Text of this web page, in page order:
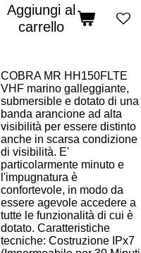
Aggiungi al
carrello
COBRA MR HH150FLTE
VHF marino galleggiante,
submersible e dotato di una
banda arancione ad alta
visibilità per essere distinto
anche in scarsa condizione
di visibilità. E'
particolarmente minuto e
l'impugnatura è
confortevole, in modo da
essere agevole accedere a
tutte le funzionalità di cui è
dotato. Caratteristiche
tecniche: Costruzione IPx7